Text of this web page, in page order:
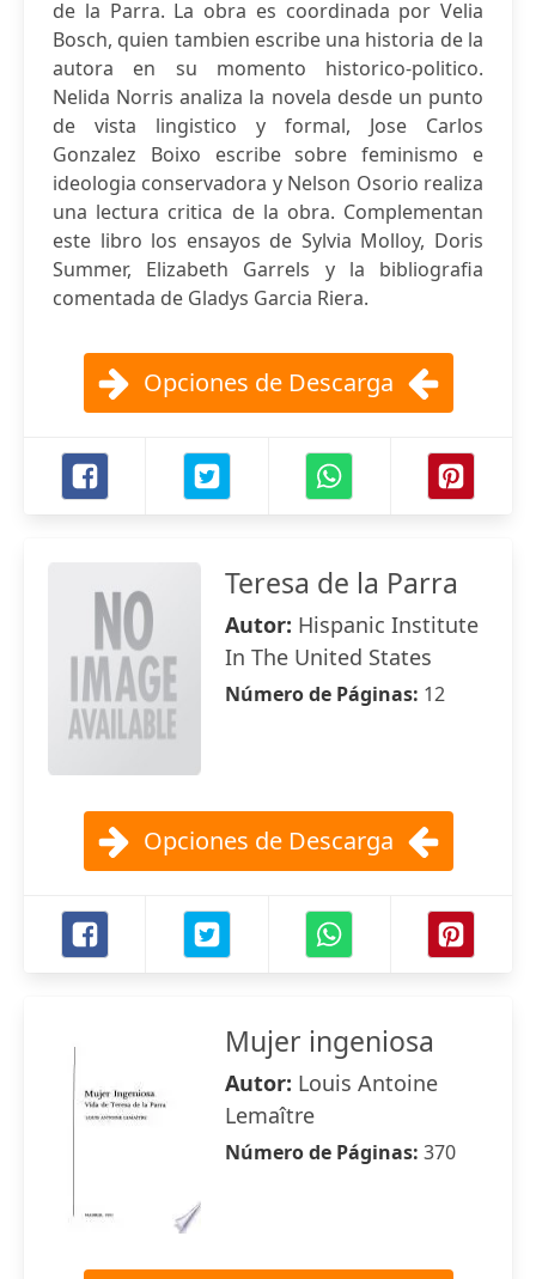
de la Parra. La obra es coordinada por Velia
Bosch, quien tambien escribe una historia de la
autora en su momento historico-politico.
Nelida Norris analiza la novela desde un punto
de vista lingistico y formal, Jose Carlos
Gonzalez Boixo escribe sobre feminismo e
ideologia conservadora y Nelson Osorio realiza
una lectura critica de la obra. Complementan
este libro los ensayos de Sylvia Molloy, Doris
Summer, Elizabeth Garrels y la bibliografia
comentada de Gladys Garcia Riera.
Opciones de Descarga
Teresa de la Parra
Autor: Hispanic Institute
In The United States
Número de Páginas: 12
Opciones de Descarga
Mujer ingeniosa
Autor: Louis Antoine
Lemaître
Número de Páginas: 370